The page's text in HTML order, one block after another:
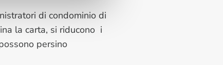
di condominio di
la carta, si riducono i
persino